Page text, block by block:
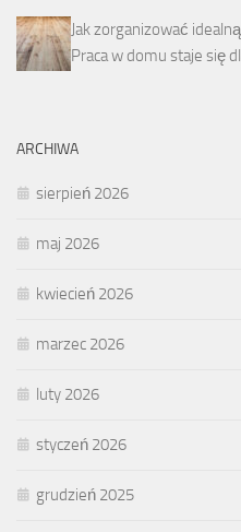
Jak zorganizować
Praca w domu staje się
ARCHIWA
sierpień 2026
maj 2026
kwiecień 2026
marzec 2026
luty 2026
styczeń 2026
grudzień 2025